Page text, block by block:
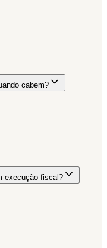
cabem?
execução fiscal?